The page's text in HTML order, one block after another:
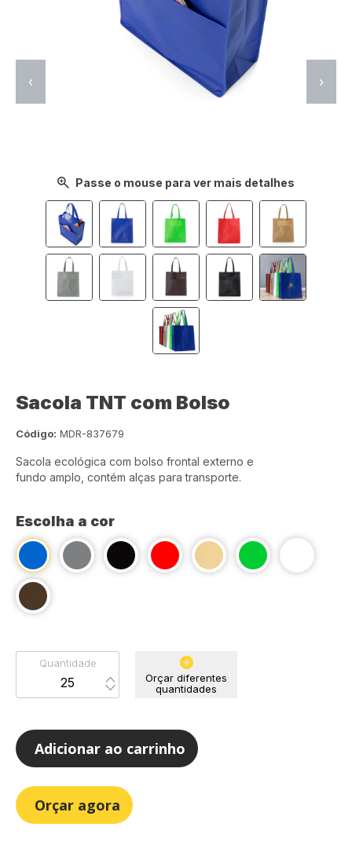
Passe o mouse para ver mais detalhes
‹ ›
Sacola TNT com Bolso
Código: MDR-837679
Sacola ecológica com bolso frontal externo e
fundo amplo, contém alças para transporte.
Escolha a cor
Quantidade
Orçar diferentes
quantidades
Adicionar ao carrinho
Orçar agora